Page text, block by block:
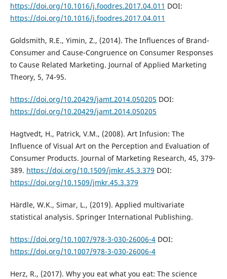
https://doi.org/10.1016/j.foodres.2017.04.011 DOI:
https://doi.org/10.1016/j.foodres.2017.04.011
Goldsmith, R.E., Yimin, Z., (2014). The Influences of Brand-
Consumer and Cause-Congruence on Consumer Responses
to Cause Related Marketing. Journal of Applied Marketing
Theory, 5, 74-95.
https://doi.org/10.20429/jamt.2014.050205 DOI:
https://doi.org/10.20429/jamt.2014.050205
Hagtvedt, H., Patrick, V.M., (2008). Art Infusion: The
Influence of Visual Art on the Perception and Evaluation of
Consumer Products. Journal of Marketing Research, 45, 379-
389. https://doi.org/10.1509/jmkr.45.3.379 DOI:
https://doi.org/10.1509/jmkr.45.3.379
Härdle, W.K., Simar, L., (2019). Applied multivariate
statistical analysis. Springer International Publishing.
https://doi.org/10.1007/978-3-030-26006-4DOI:
https://doi.org/10.1007/978-3-030-26006-4
Herz, R., (2017). Why you eat what you eat: The science